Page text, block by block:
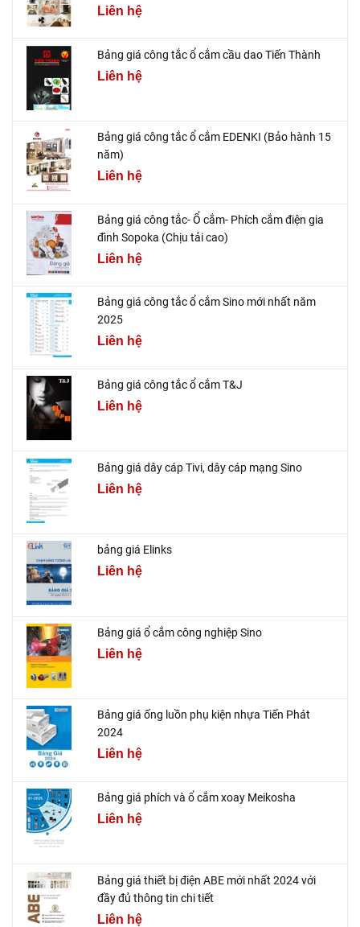
Liên hệ
Bảng giá công tắc ổ cắm cầu dao Tiến Thành
Liên hệ
Bảng giá công tắc ổ cắm EDENKI (Bảo hành 15
năm)
Liên hệ
Bảng giá công tắc- Ổ cắm- Phích cắm điện gia
đình Sopoka (Chịu tải cao)
Liên hệ
Bảng giá công tắc ổ cắm Sino mới nhất năm
2025
Liên hệ
Bảng giá công tắc ổ cắm T&J
Liên hệ
Bảng giá dây cáp Tivi, dây cáp mạng Sino
Liên hệ
bảng giá Elinks
Liên hệ
Bảng giá ổ cắm công nghiệp Sino
Liên hệ
Bảng giá ống luồn phụ kiện nhựa Tiến Phát
2024
Liên hệ
Bảng giá phích và ổ cắm xoay Meikosha
Liên hệ
Bảng giá thiết bị điện ABE mới nhất 2024 với
đầy đủ thông tin chi tiết
Liên hệ